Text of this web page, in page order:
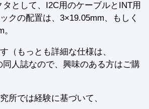
として、I2C用のケーブルとINT用
クの配置は、3×19.05mm、もしく
（もっとも詳細な仕様は、
同人誌なので、興味のある方はご購
所では経験に基づいて、